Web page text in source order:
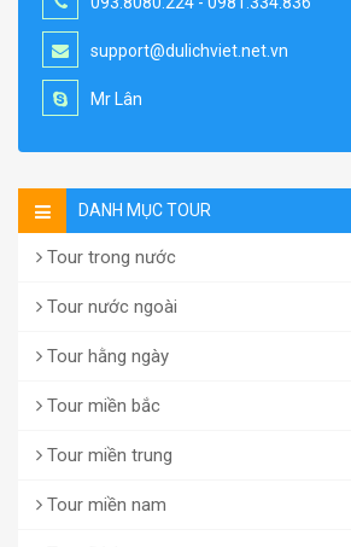
support@dulichviet.net.vn
Mr Lân
DANH MỤC TOUR
Tour trong nước
Tour nước ngoài
Tour hằng ngày
Tour miền bắc
Tour miền trung
Tour miền nam